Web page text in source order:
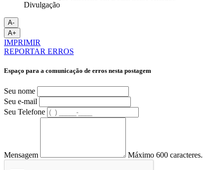
Divulgação
A-
A+
IMPRIMIR
REPORTAR ERROS
Espaço para a comunicação de erros nesta postagem
Seu nome
Seu e-mail
Seu Telefone
Mensagem Máximo 600 caracteres.